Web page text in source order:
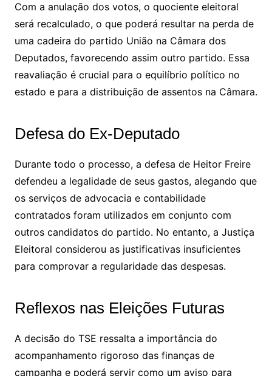
Com a anulação dos votos, o quociente eleitoral
será recalculado, o que poderá resultar na perda de
uma cadeira do partido União na Câmara dos
Deputados, favorecendo assim outro partido. Essa
reavaliação é crucial para o equilíbrio político no
estado e para a distribuição de assentos na Câmara.
Defesa do Ex-Deputado
Durante todo o processo, a defesa de Heitor Freire
defendeu a legalidade de seus gastos, alegando que
os serviços de advocacia e contabilidade
contratados foram utilizados em conjunto com
outros candidatos do partido. No entanto, a Justiça
Eleitoral considerou as justificativas insuficientes
para comprovar a regularidade das despesas.
Reflexos nas Eleições Futuras
A decisão do TSE ressalta a importância do
acompanhamento rigoroso das finanças de
campanha e poderá servir como um aviso para